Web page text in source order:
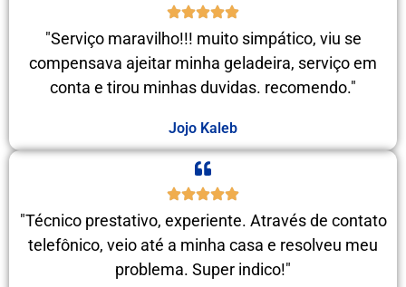
"Serviço maravilho!!! muito simpático, viu se
compensava ajeitar minha geladeira, serviço em
conta e tirou minhas duvidas. recomendo."
Jojo Kaleb
"Técnico prestativo, experiente. Através de contato
telefônico, veio até a minha casa e resolveu meu
problema. Super indico!"